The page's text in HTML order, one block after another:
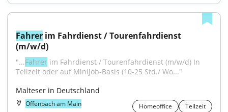
Fahrer im Fahrdienst / Tourenfahrdienst
(m/w/d)
"...Fahrer im Fahrdienst / Tourenfahrdienst (m/w/d) In
Teilzeit oder auf Minijob-Basis (10-25 Std./ Wo..."
Malteser in Deutschland
Offenbach am Main Homeoffice
Teilzeit